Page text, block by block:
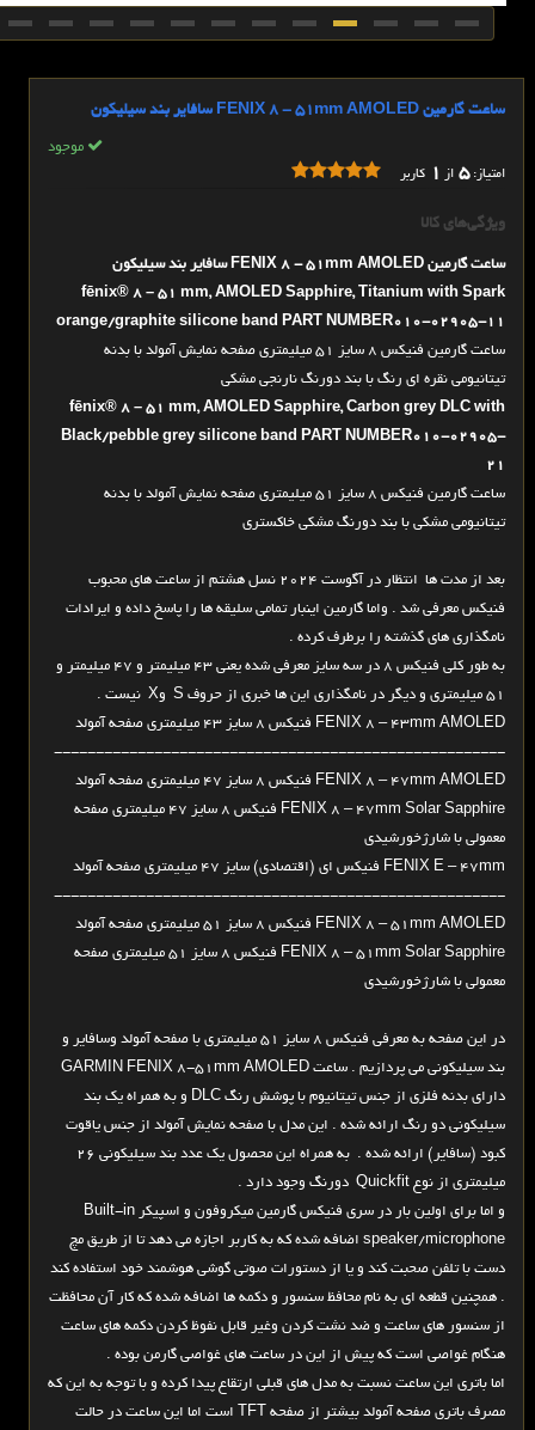
ساعت گارمین FENIX 8 - 51mm AMOLED سافایر بند سیلیکون
موجود
امتیاز:5 از 1 کاربر
ویژگی‌های کالا
ساعت گارمین FENIX 8 - 51mm AMOLED سافایر بند سیلیکون
fēnix® 8 – 51 mm, AMOLED Sapphire, Titanium with Spark
orange/graphite silicone band PART NUMBER010-02905-11
ساعت گارمین فنیکس 8 سایز 51 میلیمتری صفحه نمایش آمولد با بدنه
تیتانیومی نقره ای رنگ با بند دورنگ نارنجی مشکی
fēnix® 8 – 51 mm, AMOLED Sapphire, Carbon grey DLC with
Black/pebble grey silicone band PART NUMBER010-02905-
21
ساعت گارمین فنیکس 8 سایز 51 میلیمتری صفحه نمایش آمولد با بدنه
تیتانیومی مشکی با بند دورنگ مشکی خاکستری
بعد از مدت ها انتظار در آگوست 2024 نسل هشتم از ساعت های محبوب
فنیکس معرفی شد . واما گارمین اینبار تمامی سلیقه ها را پاسخ داده و ایرادات
نامگذاری های گذشته را برطرف کرده .
به طور کلی فنیکس 8 در سه سایز معرفی شده یعنی 43 میلیمتر و 47 میلیمتر و
51 میلیمتری و دیگر در نامگذاری این ها خبری از حروف S وX نیست .
FENIX 8 – 43mm AMOLED فنیکس 8 سایز 43 میلیمتری صفحه آمولد
------------------------------------------------------
FENIX 8 – 47mm AMOLED فنیکس 8 سایز 47 میلیمتری صفحه آمولد
FENIX 8 – 47mm Solar Sapphire فنیکس 8 سایز 47 میلیمتری صفحه
معمولی با شارژخورشیدی
FENIX E – 47mm فنیکس ای (اقتصادی) سایز 47 میلیمتری صفحه آمولد
------------------------------------------------------
FENIX 8 – 51mm AMOLED فنیکس 8 سایز 51 میلیمتری صفحه آمولد
FENIX 8 – 51mm Solar Sapphire فنیکس 8 سایز 51 میلیمتری صفحه
معمولی با شارژخورشیدی
در این صفحه به معرفی فنیکس 8 سایز 51 میلیمتری با صفحه آمولد وسافایر و
بند سیلیکونی می پردازیم . ساعت GARMIN FENIX 8-51mm AMOLED
دارای بدنه فلزی از جنس تیتانیوم با پوشش رنگ DLC و به همراه یک بند
سیلیکونی دو رنگ ارائه شده . این مدل با صفحه نمایش آمولد از جنس یاقوت
کبود (سافایر) ارائه شده . به همراه این محصول یک عدد بند سیلیکونی 26
میلیمتری از نوع Quickfit دورنگ وجود دارد .
و اما برای اولین بار در سری فنیکس گارمین میکروفون و اسپیکر Built-in
speaker/microphone اضافه شده که به کاربر اجازه می دهد تا از طریق مچ
دست با تلفن صحبت کند و یا از دستورات صوتی گوشی هوشمند خود استفاده کند
. همچنین قطعه ای به نام محافظ سنسور و دکمه ها اضافه شده که کار آن محافظت
از سنسور های ساعت و ضد نشت کردن وغیر قابل نفوظ کردن دکمه های ساعت
هنگام غواصی است که پیش از این در ساعت های غواصی گارمن بوده .
اما باتری این ساعت نسبت به مدل های قبلی ارتقاع پیدا کرده و با توجه به این که
مصرف باتری صفحه آمولد بیشتر از صفحه TFT است اما این ساعت در حالت